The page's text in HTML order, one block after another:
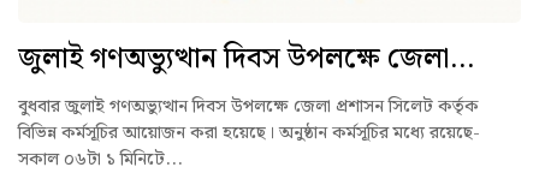
জুলাই গণঅভ্যুত্থান দিবস উপলক্ষে জেলা...
বুধবার জুলাই গণঅভ্যুত্থান দিবস উপলক্ষে জেলা প্রশাসন সিলেট কর্তৃক
বিভিন্ন কর্মসূচির আয়োজন করা হয়েছে। অনুষ্ঠান কর্মসূচির মধ্যে রয়েছে-
সকাল ০৬টা ১ মিনিটে...